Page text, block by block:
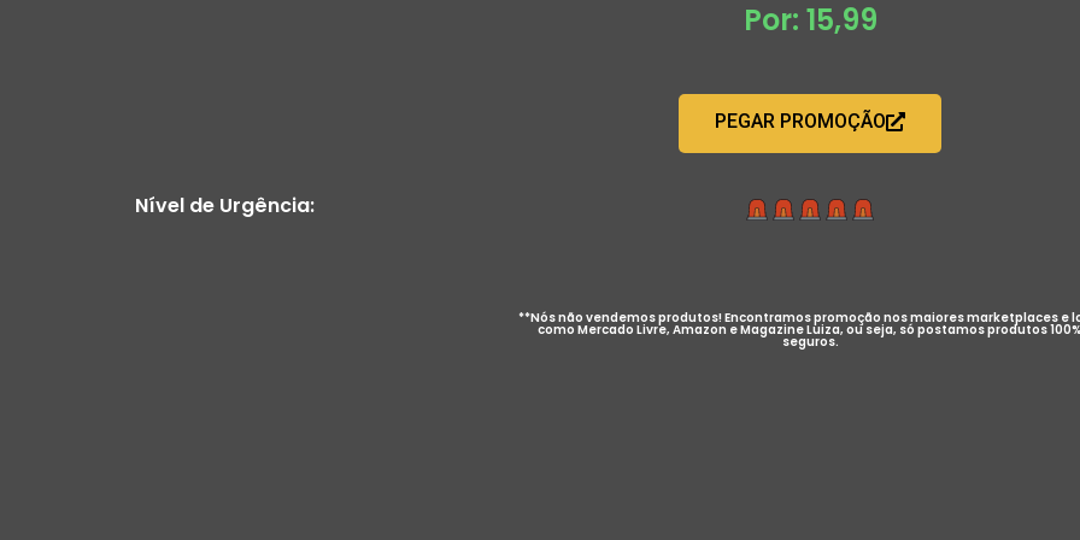
Por: 15,99
PEGAR PROMOÇÃO
Nível de Urgência:
**Nós não vendemos produtos! Encontramos promoção nos maiores marketplaces e
como Mercado Livre, Amazon e Magazine Luiza, ou seja, só postamos produtos 100%
seguros.